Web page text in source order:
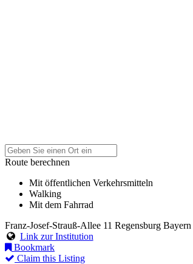
Route berechnen
Mit öffentlichen Verkehrsmitteln
Walking
Mit dem Fahrrad
Franz-Josef-Strauß-Allee 11 Regensburg Bayern
Link zur Institution
Bookmark
Claim this Listing